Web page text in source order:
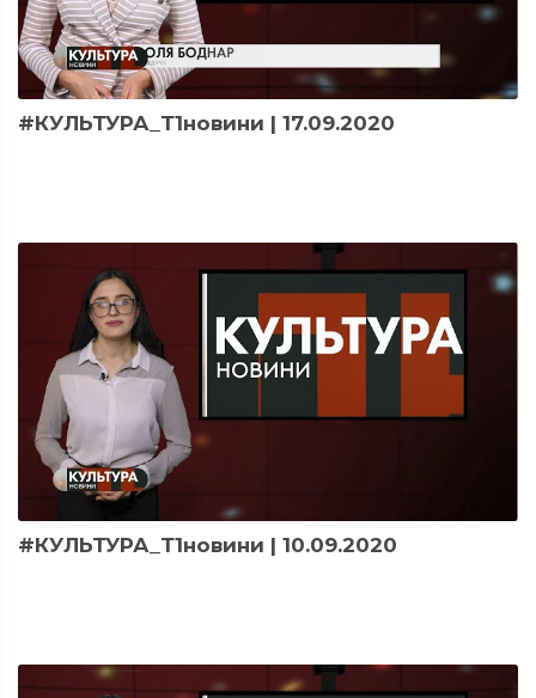
#КУЛЬТУРА_Т1новини | 17.09.2020
#КУЛЬТУРА_Т1новини | 10.09.2020